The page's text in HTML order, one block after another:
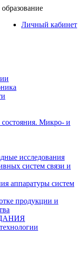
Личный кабинет
Микро- и
исследования
систем связи и
аппаратуры систем
продукции и